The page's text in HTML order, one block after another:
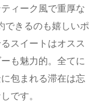
ィーク風で重厚な
できるのも嬉しいポ
スイートはオスス
も魅力的。全てに
包まれる滞在は忘
です。